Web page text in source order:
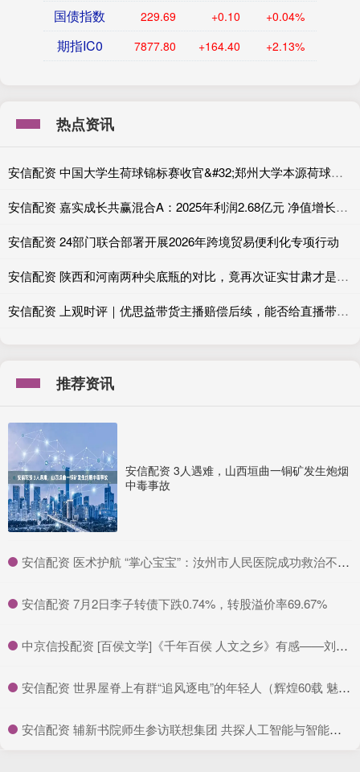
国债指数 229.69 +0.10 +0.04%
期指IC0 7877.80 +164.40 +2.13%
热点资讯
安信配资 中国大学生荷球锦标赛收官&#32;郑州大学本源荷球队全胜战绩成功卫冕
安信配资 嘉实成长共赢混合A：2025年利润2.68亿元 净值增长率42.77%
安信配资 24部门联合部署开展2026年跨境贸易便利化专项行动
安信配资 陕西和河南两种尖底瓶的对比，竟再次证实甘肃才是五千年前的夏都
安信配资 上观时评｜优思益带货主播赔偿后续，能否给直播带货戴上“紧箍咒”？
推荐资讯
安信配资 3人遇难，山西垣曲一铜矿发生炮烟
中毒事故
​安信配资 医术护航 “掌心宝宝”：汝州市人民医院成功救治不到 2 斤超早产儿_新生儿科_体重_治疗
​安信配资 7月2日李子转债下跌0.74%，转股溢价率69.67%
​中京信投配资 [百侯文学]《千年百侯 人文之乡》有感——刘锦云_洪流_山区_父亲
​安信配资 世界屋脊上有群“追风逐电”的年轻人（辉煌60载 魅力新西藏）_大皖新闻 | 安徽网
​安信配资 辅新书院师生参访联想集团 共探人工智能与智能制造新未来_产业_活动_科技